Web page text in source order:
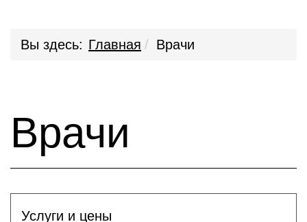
Вы здесь: Главная Врачи
Врачи
Услуги и цены